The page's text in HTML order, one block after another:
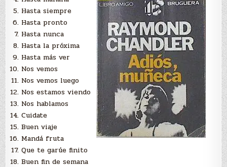
Hasta siempre
Hasta pronto
Hasta nunca
Hasta la próxima
Hasta más ver
Nos vemos
Nos vemos luego
Nos estamos viendo
Nos hablamos
Cuidate
Buen viaje
Mandá fruta
Que te garúe finito
Buen fin de semana